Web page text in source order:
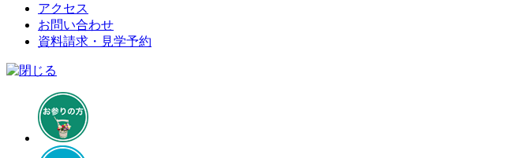
アクセス
お問い合わせ
資料請求・見学予約